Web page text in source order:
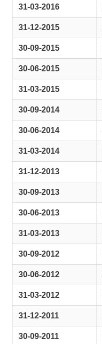
31-03-2016
31-12-2015
30-09-2015
30-06-2015
31-03-2015
30-09-2014
30-06-2014
31-03-2014
31-12-2013
30-09-2013
30-06-2013
31-03-2013
30-09-2012
30-06-2012
31-03-2012
31-12-2011
30-09-2011